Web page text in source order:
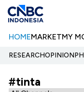
HOMEMARKETMY
RESEARCHOPINION
#tinta